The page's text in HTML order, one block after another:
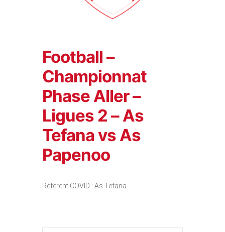
Football –
Championnat
Phase Aller –
Ligues 2 – As
Tefana vs As
Papenoo
Référent COVID : As Tefana